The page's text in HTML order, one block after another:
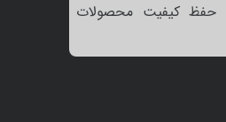
حفظ کیفیت محصولات